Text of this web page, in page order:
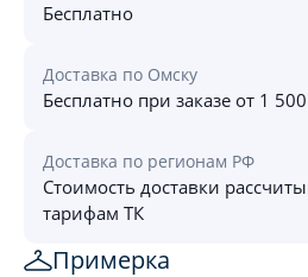
Бесплатно
Доставка по Омску
Бесплатно при заказе от 1
Доставка по регионам РФ
Стоимость доставки
тарифам ТК
Примерка